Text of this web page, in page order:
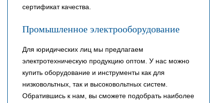
сертификат качества.
Промышленное электрооборудование
Для юридических лиц мы предлагаем
электротехническую продукцию оптом. У нас можно
купить оборудование и инструменты как для
низковольтных, так и высоковольтных систем.
Обратившись к нам, вы сможете подобрать наиболее